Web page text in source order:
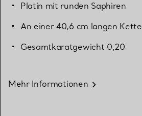
Platin mit runden Saphiren
An einer 40,6 cm langen Kette
Gesamtkaratgewicht 0,20
Mehr Informationen